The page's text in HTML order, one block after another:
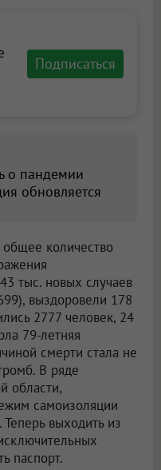
Подписаться
о пандемии
обновляется
количество
тыс. новых случаев
выздоровели 178
2777 человек, 24
79-летняя
смерти стала не
В ряде
области,
самоизоляции
Теперь выходить из
паспорт.